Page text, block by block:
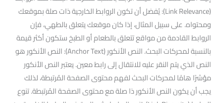
(Link Relevance): يُفضل أن تكون الروابط الخارجية ذات صلة بموقعك
ومحتواه. على سبيل المثال، إذا كان موقعك يتعلق بالطهي، فإن
الروابط القادمة من مواقع تتعلق بالطعام أو الطبخ ستكون أكثر قيمة
بالنسبة لمحركات البحث. النص الأنكور (Anchor Text): النص الأنكور هو
النص الذي يتم النقر عليه للانتقال إلى رابط معين. يعتبر النص الأنكور
مؤشرًا هامًا لمحركات البحث لفهم محتوى الصفحة المُرتبطة، لذلك
يجب أن يكون النص الأنكور ذا صلة مع محتوى الصفحة المُرتبطة. تنوع